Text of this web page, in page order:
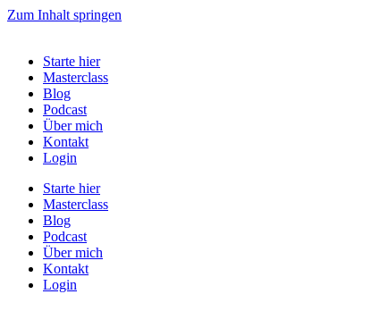
Zum Inhalt springen
Starte hier
Masterclass
Blog
Podcast
Über mich
Kontakt
Login
Starte hier
Masterclass
Blog
Podcast
Über mich
Kontakt
Login